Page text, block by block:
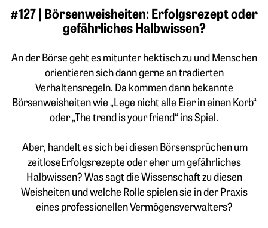
#127 | Börsenweisheiten: Erfolgsrezept oder
gefährliches Halbwissen?
An der Börse geht es mitunter hektisch zu und Menschen
orientieren sich dann gerne an tradierten
Verhaltensregeln. Da kommen dann bekannte
Börsenweisheiten wie „Lege nicht alle Eier in einen Korb“
oder „The trend is your friend“ ins Spiel.
Aber, handelt es sich bei diesen Börsensprüchen um
zeitloseErfolgsrezepte oder eher um gefährliches
Halbwissen? Was sagt die Wissenschaft zu diesen
Weisheiten und welche Rolle spielen sie in der Praxis
eines professionellen Vermögensverwalters?